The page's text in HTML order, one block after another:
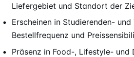
Liefergebiet und Standort der
Erscheinen in Studierenden-
Bestellfrequenz und
Präsenz in Food-, Lifestyle-